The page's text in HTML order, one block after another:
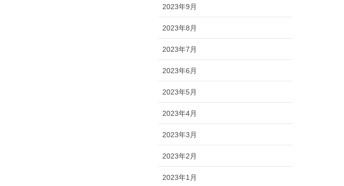
2023年9月
2023年8月
2023年7月
2023年6月
2023年5月
2023年4月
2023年3月
2023年2月
2023年1月